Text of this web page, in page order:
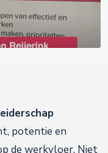
potentie en
de werkvloer. Niet